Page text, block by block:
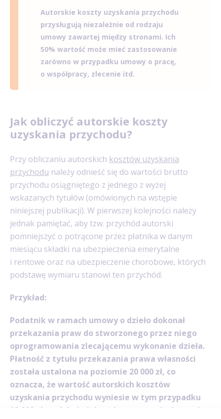
Autorskie koszty uzyskania przychodu
przysługują niezależnie od rodzaju
umowy zawartej między stronami. Ich
50% wartość może mieć zastosowanie
zarówno w przypadku umowy o pracę,
o współpracy, zlecenie itd.
Jak obliczyć autorskie koszty
uzyskania przychodu?
Przy obliczaniu autorskich kosztów uzyskania
przychodu należy odnieść się do wartości brutto
przychodu osiągniętego z jednego z wyżej
wskazanych tytułów (omówionych na wstępie
niniejszej publikacji). W pierwszej kolejności należy
jednak pamiętać, aby tzw. przychód autorski
pomniejszyć o potrącone przez płatnika w danym
miesiącu składki na ubezpieczenia emerytalne
i rentowe oraz na ubezpieczenie chorobowe, których
podstawę wymiaru stanowi ten przychód.
Przykład:
Podatnik w ramach umowy o dzieło dokonał
przekazania praw do stworzonego przez niego
oprogramowania zlecającemu wykonanie dzieła.
Płatność z tytułu przekazania prawa własności
została ustalona na poziomie 20 000 zł, co
oznacza, że wartość autorskich kosztów
uzyskania przychodu wyniesie w tym przypadku
10 000 zł, podobnie jak podstawa opodatkowania.